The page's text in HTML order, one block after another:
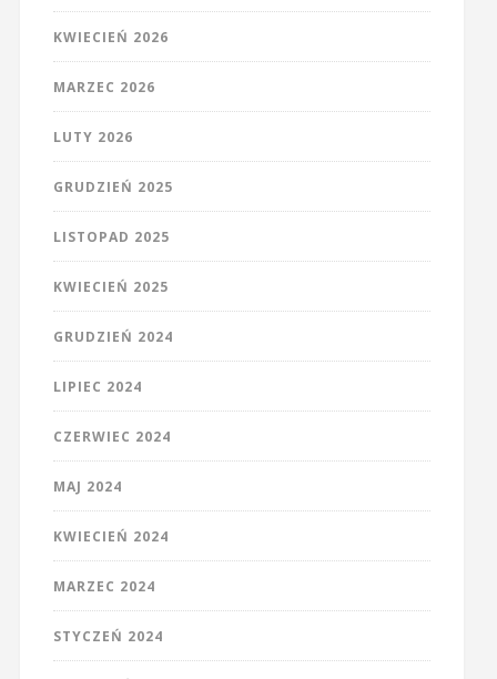
KWIECIEŃ 2026
MARZEC 2026
LUTY 2026
GRUDZIEŃ 2025
LISTOPAD 2025
KWIECIEŃ 2025
GRUDZIEŃ 2024
LIPIEC 2024
CZERWIEC 2024
MAJ 2024
KWIECIEŃ 2024
MARZEC 2024
STYCZEŃ 2024